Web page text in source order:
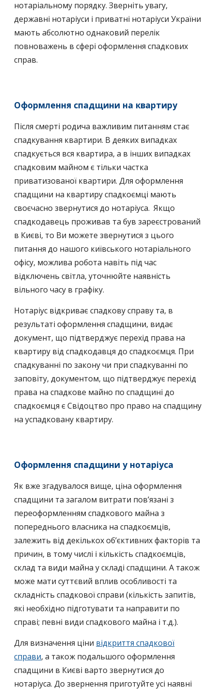
нотаріальному порядку. Зверніть увагу,
державні нотаріуси і приватні нотаріуси України
мають абсолютно однаковий перелік
повноважень в сфері оформлення спадкових
справ.
Оформлення спадщини на квартиру
Післясмерті родича важливим питанням стає
спадкування квартири. В деяких випадках
спадкується вся квартира, а в інших випадках
спадковим майном є тільки частка
приватизованої квартири. Для оформлення
спадщини на квартиру спадкоємці мають
своєчасно звернутися до нотаріуса. Якщо
спадкодавець проживав та був зареєстрований
в Києві, то Ви можете звернутися з цього
питання до нашого київського нотаріального
офісу, можлива робота навіть під час
відключень світла, уточнюйте наявність
вільного часу в графіку.
Нотаріус відкриває спадкову справу та, в
результаті оформлення спадщини, видає
документ, що підтверджує перехід права на
квартиру від спадкодавця до спадкоємця. При
спадкуванні по закону чи при спадкуванні по
заповіту, документом, що підтверджує перехід
права на спадкове майно по спадщині до
спадкоємця єСвідоцтво про право на спадщину
на успадковану квартиру.
Оформлення спадщини у нотаріуса
Як вже згадувалося вище, ціна оформлення
спадщини та загалом витрати повʼязані з
переоформленням спадкового майна з
попереднього власника на спадкоємців,
залежить від декількох обʼєктивних факторів та
причин, в тому числі і кількість спадкоємців,
склад та види майна у складі спадщини. А також
може мати суттєвий вплив особливості та
складність спадкової справи (кількість запитів,
які необхідно підготувати та направити по
справі; певні види спадкового майна і т.д.).
Для визначення ціни відкриття спадкової
справи, а також подальшого оформлення
спадщини в Києві варто звернутися до
нотаріуса. До звернення приготуйте усі наявні